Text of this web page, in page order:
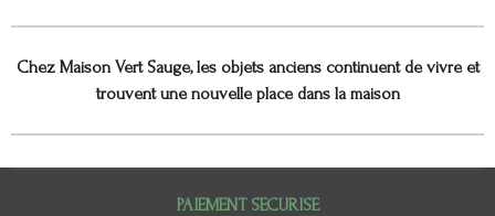
Chez Maison Vert Sauge, les objets anciens continuent de vivre et
trouvent une nouvelle place dans la maison
PAIEMENT SECURISE